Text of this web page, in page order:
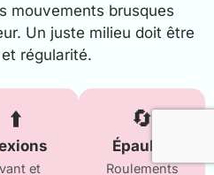
mouvements brusques
Un juste milieu doit être
régularité.
⬆️
et
🔄
Épaules
Roulements